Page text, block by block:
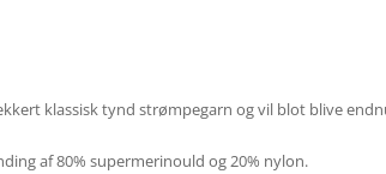
klassisk tynd strømpegarn og vil blot blive
af 80% supermerinould og 20% nylon.